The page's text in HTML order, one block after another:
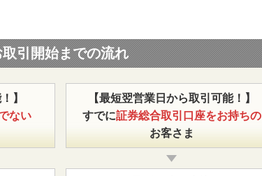
取引開始までの流れ
】
ない
【最短翌営業日から取引可能！】
すでに証券総合取引口座をお持ちの
お客さま